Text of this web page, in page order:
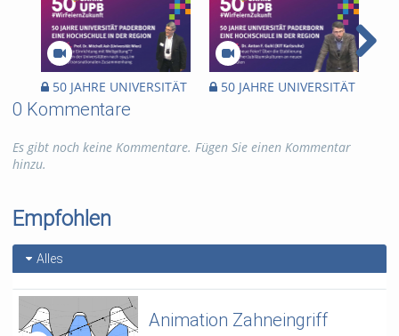
50 JAHRE UNIVERSITÄT
PADERBORN EINE
HOCHSCHULE IN DER
50 JAHRE UNIVERSITÄT
0 Kommentare
Es gibt noch keine Kommentare. Fügen Sie einen Kommentar
hinzu.
Empfohlen
Alles
Animation Zahneingriff